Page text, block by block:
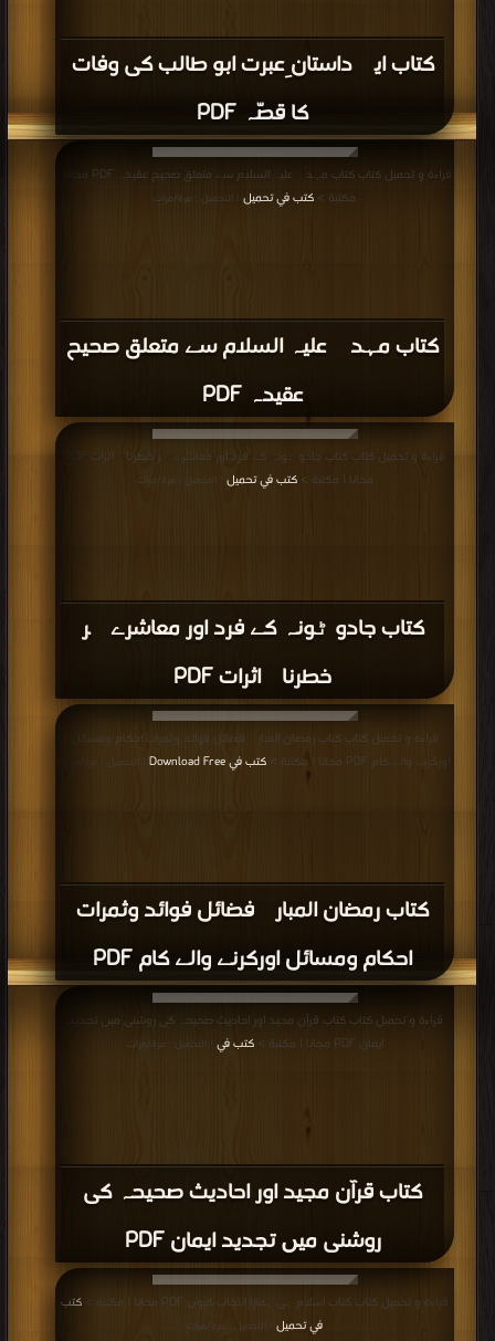
كتاب ایک داستان ِعبرت ابو طالب کی وفات
کا قصّہ PDF
كتاب مہدی علیہ السلام سے متعلق صحیح
عقیدہ PDF
قراءة و تحميل كتاب كتاب مہدی علیہ السلام سے متعلق صحیح عقیدہ PDF مجانا |
مكتبة > كتب في تحميل | التحميل : مرة/مرات
كتاب جادو ٹونہ کے فرد اور معاشرے پر
خطرناک اثرات PDF
مجانا | مكتبة >كتب في تحميل | التحميل : مرة/مرات
كتاب رمضان المبارک فضائل فوائد وثمرات
احکام ومسائل اورکرنے والے کام PDF
قراءة و تحميل كتاب كتاب رمضان المبارک فضائل فوائد وثمرات احکام ومسائل
اورکرنے والے کام PDF مجانا | مكتبة >
كتب في Download Free | التحميل : مرة/مرات
كتاب قرآن مجید اور احادیث صحیحہ کی
روشنی میں تجدید ایمان PDF
قراءة و تحميل كتاب كتاب قرآن مجید اور احادیث صحیحہ کی روشنی میں تجدید
ایمان PDF مجانا | مكتبة >
كتب في | التحميل : مرة/مرات
قراءة و تحميل كتاب كتاب اسلام ہی ہمارا انتخاب کیوں PDF مجانا | مكتبة >
كتب
في تحميل
| التحميل : مرة/مرات